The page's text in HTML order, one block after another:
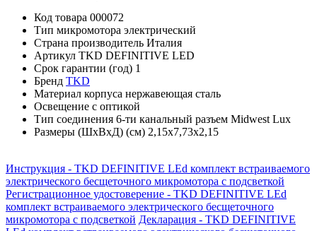
Код товара 000072
Тип микромотора электрический
Страна производитель Италия
Артикул TKD DEFINITIVE LED
Срок гарантии (год) 1
Бренд TKD
Материал корпуса нержавеющая сталь
Освещение с оптикой
Тип соединения 6-ти канальный разъем Midwest Lux
Размеры (ШхВхД) (см) 2,15х7,73х2,15
Инструкция - TKD DEFINITIVE LEd комплект встраиваемого
электрического бесщеточного микромотора с подсветкой
Регистрационное удостоверение - TKD DEFINITIVE LEd
комплект встраиваемого электрического бесщеточного
микромотора с подсветкой Декларация - TKD DEFINITIVE